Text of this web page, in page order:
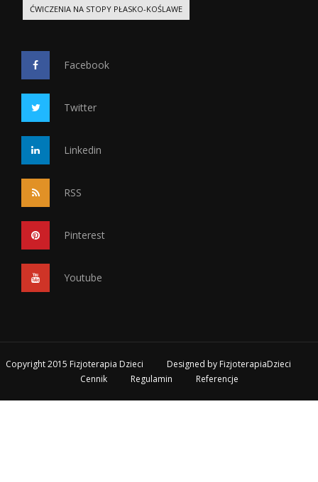
ĆWICZENIA NA STOPY PŁASKO-KOŚLAWE
Facebook
Twitter
Linkedin
RSS
Pinterest
Youtube
Copyright 2015 Fizjoterapia Dzieci Designed by FizjoterapiaDzieci
Cennik
Regulamin Referencje